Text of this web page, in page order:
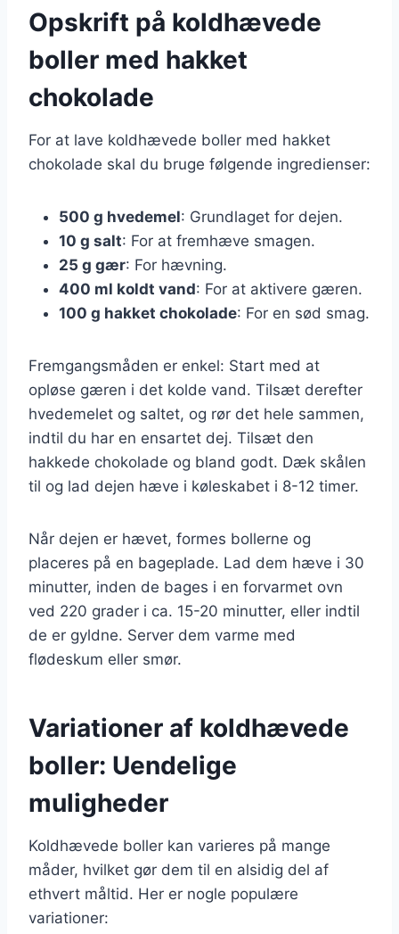
Opskrift på koldhævede
boller med hakket
chokolade
For at lave koldhævede boller med hakket
chokolade skal du bruge følgende ingredienser:
500 g hvedemel: Grundlaget for dejen.
10 g salt: For at fremhæve smagen.
25 g gær: For hævning.
400 ml koldt vand: For at aktivere gæren.
100 g hakket chokolade: For en sød smag.
Fremgangsmåden er enkel: Start med at
opløse gæren i det kolde vand. Tilsæt derefter
hvedemelet og saltet, og rør det hele sammen,
indtil du har en ensartet dej. Tilsæt den
hakkede chokolade og bland godt. Dæk skålen
til og lad dejen hæve i køleskabet i 8-12 timer.
Når dejen er hævet, formes bollerne og
placeres på en bageplade. Lad dem hæve i 30
minutter, inden de bages i en forvarmet ovn
ved 220 grader i ca. 15-20 minutter, eller indtil
de er gyldne. Server dem varme med
flødeskum eller smør.
Variationer af koldhævede
boller: Uendelige
muligheder
Koldhævede boller kan varieres på mange
måder, hvilket gør dem til en alsidig del af
ethvert måltid. Her er nogle populære
variationer: